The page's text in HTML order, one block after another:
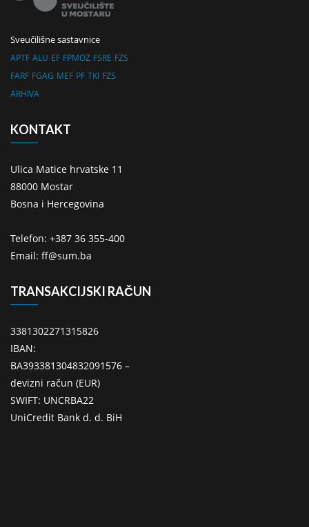
Sveučilišne sastavnice
APTF ALU EF FPMOZ FSRE FZS
FARF FGAG MEF PF TKI FZS
ARHIVA
KONTAKT
Ulica Matice hrvatske 11
88000 Mostar
Bosna i Hercegovina
Telefon: +387 36 355-400
Email: ff@sum.ba
TRANSAKCIJSKI RAČUN
3381302271315826
IBAN:
BA393381304832091576 –
devizni račun (EUR)
SWIFT: UNCRBA22
UniCredit Bank d. d. BiH